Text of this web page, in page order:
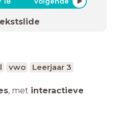
vwo Leerjaar 3
, met interactieve